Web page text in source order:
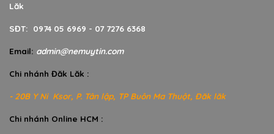
Lăk
SĐT: 0974 05 6969 - 07 7276 6368
Email: admin@nemuytin.com
Chi nhánh Đăk Lăk :
- 20B Y Ni Ksor, P. Tân lập, TP Buôn Ma Thuột, Đăk lăk
Chi nhánh Online HCM :